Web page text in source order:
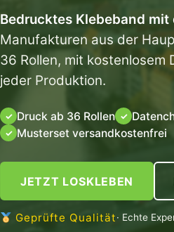
Bedrucktes Klebeband mit
Manufakturen aus der
36 Rollen, mit
jeder Produktion.
✓ Druck ab 36 Rollen ✓
✓ Musterset versandkostenfrei
JETZT LOSKLEBEN
Geprüfte Qualität· Echte